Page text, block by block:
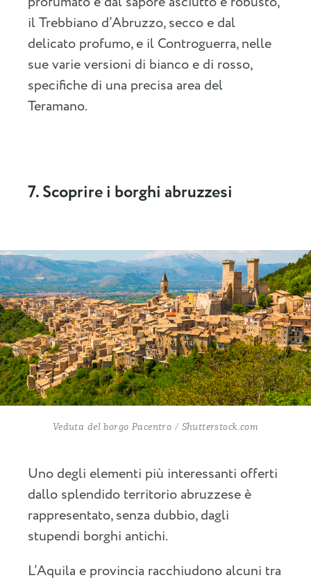
il Trebbiano d’Abruzzo, secco e dal
delicato profumo, e il Controguerra, nelle
sue varie versioni di bianco e di rosso,
specifiche di una precisa area del
Teramano.
7. Scoprire i borghi abruzzesi
Veduta del borgo Pacentro / Shutterstock.com
Uno degli elementi più interessanti offerti
dallo splendido territorio abruzzese è
rappresentato, senza dubbio, dagli
stupendi borghi antichi.
L’Aquila e provincia racchiudono alcuni tra